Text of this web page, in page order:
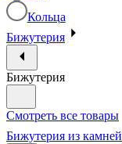
Кольца
Бижутерия
Бижутерия
Смотреть все товары
Бижутерия из камней